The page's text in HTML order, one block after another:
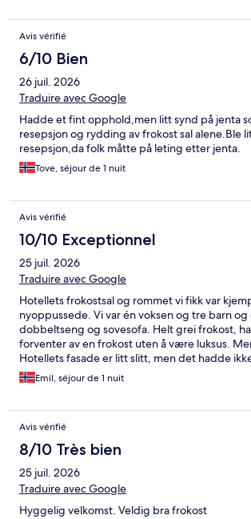
Avis vérifié
6/10 Bien
26 juil. 2026
Traduire avec Google
Hadde et fint opphold,men litt synd på jenta
resepsjon og rydding av frokost sal alene.Ble
resepsjon,da folk måtte på leting etter jenta.
Tove, séjour de 1 nuit
Avis vérifié
10/10 Exceptionnel
25 juil. 2026
Traduire avec Google
Hotellets frokostsal og rommet vi fikk var
nyoppussede. Vi var én voksen og tre barn
dobbeltseng og sovesofa. Helt grei frokost,
forventer av en frokost uten å være luksus.
Hotellets fasade er litt slitt, men det hadde
var fint inne. Vil absolutt vurdere å overnatte
mellom Østlandet og Nord-Norge.
Emil, séjour de 1 nuit
Avis vérifié
8/10 Très bien
25 juil. 2026
Traduire avec Google
Hyggelig velkomst. Veldig bra frokost